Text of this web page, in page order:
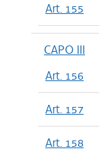
Art. 155
CAPO III
Art. 156
Art. 157
Art. 158